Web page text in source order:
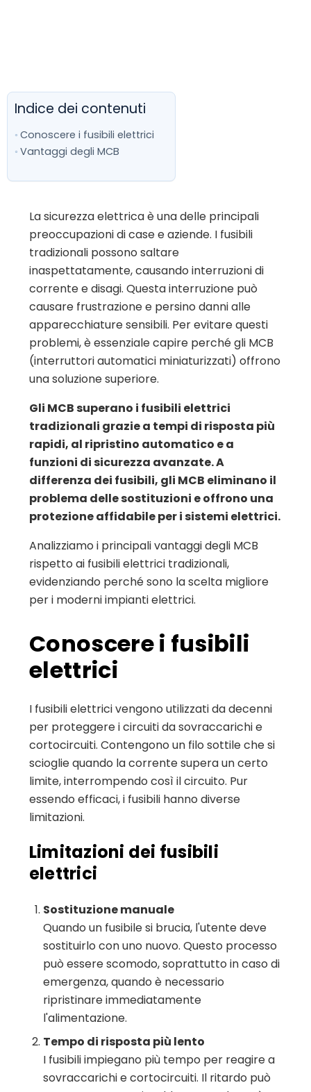
Indice dei contenuti
Conoscere i fusibili elettrici
Vantaggi degli MCB
La sicurezza elettrica è una delle principali
preoccupazioni di case e aziende. I fusibili
tradizionali possono saltare
inaspettatamente, causando interruzioni di
corrente e disagi. Questa interruzione può
causare frustrazione e persino danni alle
apparecchiature sensibili. Per evitare questi
problemi, è essenziale capire perché gli MCB
(interruttori automatici miniaturizzati) offrono
una soluzione superiore.
Gli MCB superano i fusibili elettrici
tradizionali grazie a tempi di risposta più
rapidi, al ripristino automatico e a
funzioni di sicurezza avanzate. A
differenza dei fusibili, gli MCB eliminano il
problema delle sostituzioni e offrono una
protezione affidabile per i sistemi elettrici.
Analizziamo i principali vantaggi degli MCB
rispetto ai fusibili elettrici tradizionali,
evidenziando perché sono la scelta migliore
per i moderni impianti elettrici.
Conoscere i fusibili
elettrici
I fusibili elettrici vengono utilizzati da decenni
per proteggere i circuiti da sovraccarichi e
cortocircuiti. Contengono un filo sottile che si
scioglie quando la corrente supera un certo
limite, interrompendo così il circuito. Pur
essendo efficaci, i fusibili hanno diverse
limitazioni.
Limitazioni dei fusibili
elettrici
Sostituzione manuale
Quando un fusibile si brucia, l'utente deve
sostituirlo con uno nuovo. Questo processo
può essere scomodo, soprattutto in caso di
emergenza, quando è necessario
ripristinare immediatamente
l'alimentazione.
Tempo di risposta più lento
I fusibili impiegano più tempo per reagire a
sovraccarichi e cortocircuiti. Il ritardo può